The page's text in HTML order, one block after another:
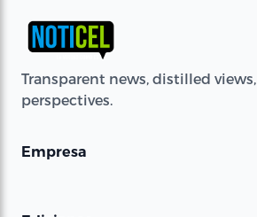
Transparent news, distilled
perspectives.
Empresa